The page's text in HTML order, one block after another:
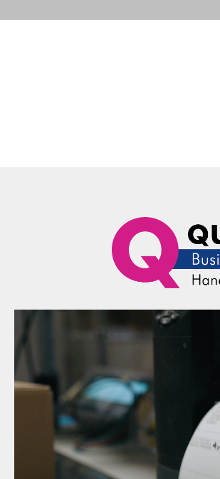
Advanced Systems
INDUSTRIAL SCANNER
Wearable Scanner
Mobile Computing
Label Printing